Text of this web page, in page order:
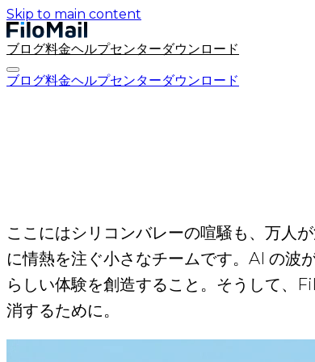
Skip to main content
ブログ料金ヘルプセンターダウンロード
ブログ料金ヘルプセンターダウンロード
ここにはシリコンバレーの喧騒も、万人
に情熱を注ぐ小さなチームです。AI の
らしい体験を創造すること。そうして、
消するために。